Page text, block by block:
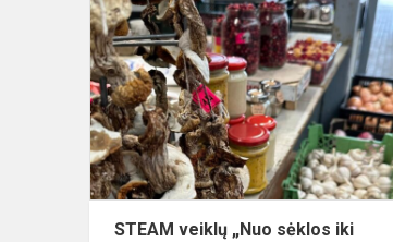
STEAM veiklų „Nuo sėklos iki